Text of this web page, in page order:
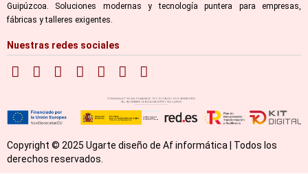
Guipúzcoa. Soluciones modernas y tecnología puntera para empresas,
fábricas y talleres exigentes.
Nuestras redes sociales
Copyright © 2025 Ugarte diseño de Af informática | Todos los
derechos reservados.